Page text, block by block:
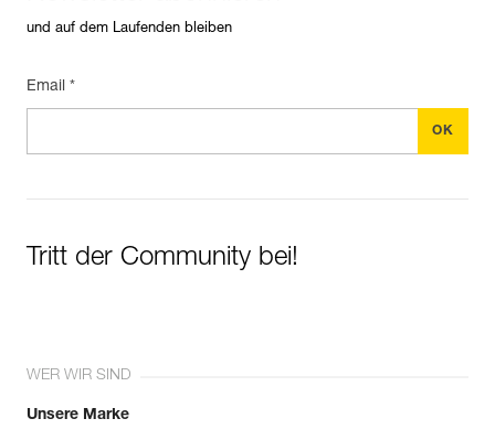
und auf dem Laufenden bleiben
Email *
Tritt der Community bei!
WER WIR SIND
Unsere Marke